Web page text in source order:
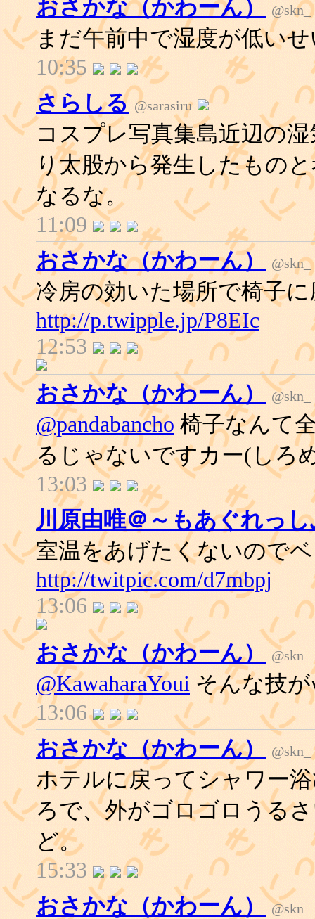
おさかな（かわーん）
@skn_
まだ午前中で湿度が低い
10:35
さらしる @sarasiru
コスプレ写真集島近辺の
り太股から発生したもの
なるな。
11:09
おさかな（かわーん）
@skn_
冷房の効いた場所で椅子
http://p.twipple.jp/P8EIc
12:53
おさかな（かわーん）
@skn_
@pandabancho 椅子なんて
るじゃないですカー(しろ
13:03
川原由唯＠～もあぐれっ
室温をあげたくないので
http://twitpic.com/d7mbpj
13:06
おさかな（かわーん）
@skn_
@KawaharaYoui そんな技
13:06
おさかな（かわーん）
@skn_
ホテルに戻ってシャワー
ろで、外がゴロゴロうる
ど。
15:33
おさかな（かわーん）
@skn_